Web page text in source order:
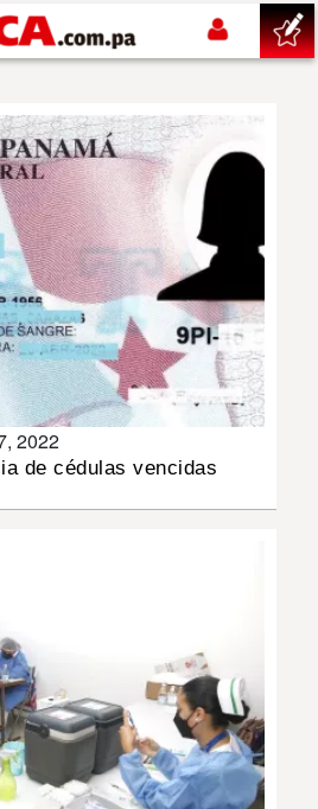
2022
de cédulas vencidas